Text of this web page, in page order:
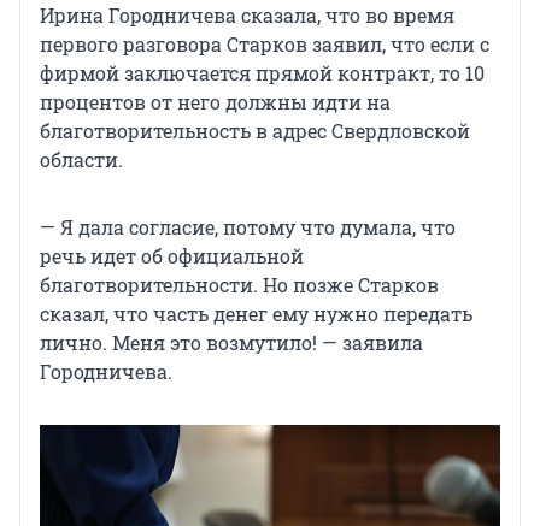
Ирина Городничева сказала, что во время
первого разговора Старков заявил, что если с
фирмой заключается прямой контракт, то 10
процентов от него должны идти на
благотворительность в адрес Свердловской
области.
— Я дала согласие, потому что думала, что
речь идет об официальной
благотворительности. Но позже Старков
сказал, что часть денег ему нужно передать
лично. Меня это возмутило! — заявила
Городничева.